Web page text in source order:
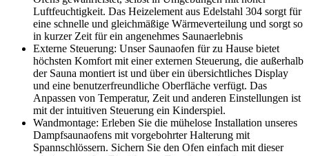
Luftfeuchtigkeit. Das Heizelement aus Edelstahl 304 sorgt für
eine schnelle und gleichmäßige Wärmeverteilung und sorgt so
in kurzer Zeit für ein angenehmes Saunaerlebnis
Externe Steuerung: Unser Saunaofen für zu Hause bietet
höchsten Komfort mit einer externen Steuerung, die außerhalb
der Sauna montiert ist und über ein übersichtliches Display
und eine benutzerfreundliche Oberfläche verfügt. Das
Anpassen von Temperatur, Zeit und anderen Einstellungen ist
mit der intuitiven Steuerung ein Kinderspiel.
Wandmontage: Erleben Sie die mühelose Installation unseres
Dampfsaunaofens mit vorgebohrter Halterung mit
Spannschlössern. Sichern Sie den Ofen einfach mit dieser